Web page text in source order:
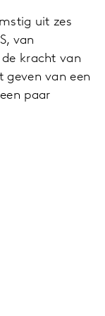
uit zes
van
kracht van
geven van een
paar